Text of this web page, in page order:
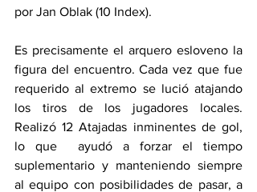
por Jan Oblak (10 Index).
Es precisamente el arquero esloveno la
figura del encuentro. Cada vez que fue
requerido al extremo se lució atajando
los tiros de los jugadores locales.
Realizó 12 Atajadas inminentes de gol,
lo que  ayudó a forzar el tiempo
suplementario y manteniendo siempre
al equipo con posibilidades de pasar, a